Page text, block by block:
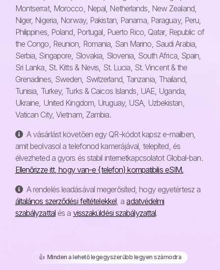
Montserrat, Morocco, Nepal, Netherlands, New Zealand,
Niger, Nigeria, Norway, Pakistan, Panama, Paraguay, Peru,
Philippines, Poland, Portugal, Puerto Rico, Qatar, Republic of
the Congo, Reunion, Romania, San Marino, Saudi Arabia,
Serbia, Singapore, Slovakia, Slovenia, South Africa, Spain,
Sri Lanka, St. Kitts & Nevis, St. Lucia, St. Vincent & the
Grenadines, Sweden, Switzerland, Tanzania, Thailand,
Tunisia, Turkey, Turks & Caicos Islands, UAE, Uganda,
Ukraine, United Kingdom, Uruguay, USA, Uzbekistan,
Vatican City, Vietnam, Zambia.
A vásárlást követően egy QR-kódot kapsz e-mailben,
amit beolvasol a telefonod kamerájával, telepíted, és
élvezheted a gyors és stabil internetkapcsolatot Global-ban.
Ellenőrizze itt, hogy van-e {telefon} kompatibilis eSIM.
A rendelés leadásával megerősíted, hogy egyetértesz a
általános szerződési feltételekkel, a adatvédelmi
szabályzattalés a visszaküldési szabályzattal.
👍️ Minden a lehető legegyszerűbb legyen számodra